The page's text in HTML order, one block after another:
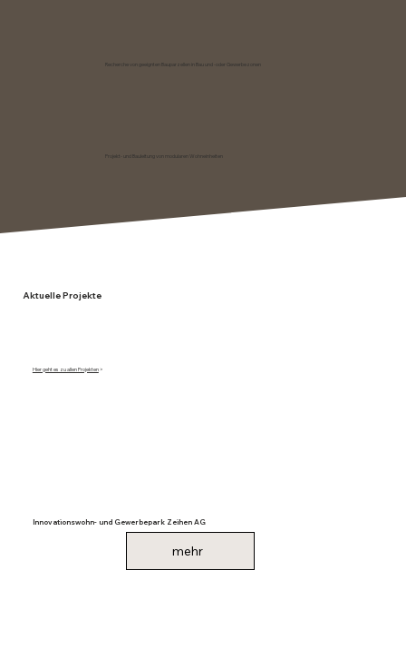
Recherche von geeignten Bauparzellen in Bau und -oder Gewerbezonen
Projekt- und Bauleitung von modularen Wohneinheiten
Aktuelle Projekte
Innovationswohn- und Gewerbepark Zeihen AG
mehr
Hier geht es zu allen Projekten>